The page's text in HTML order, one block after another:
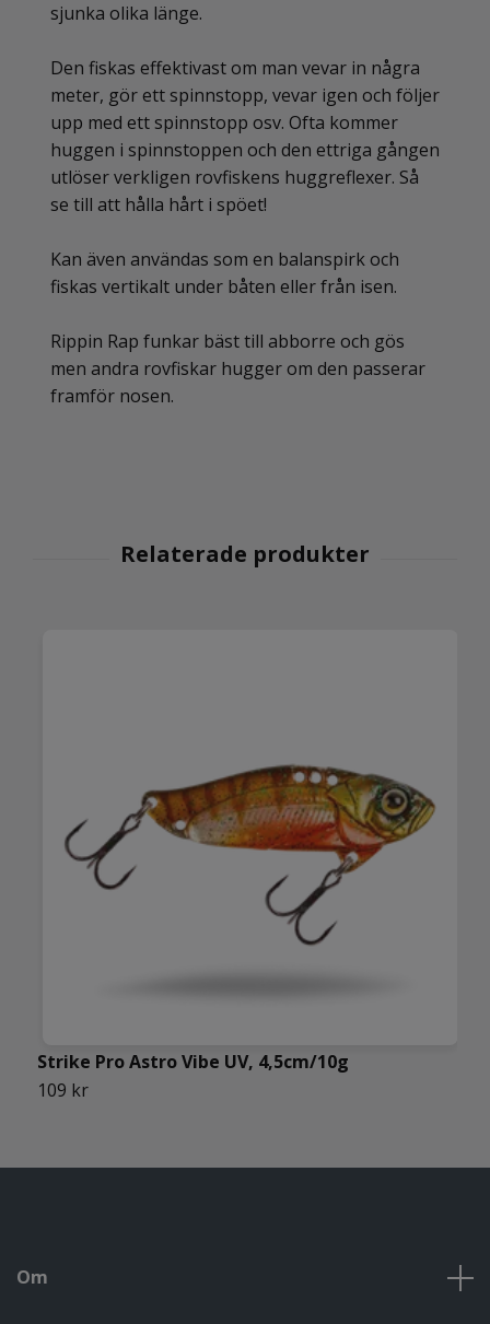
sjunka olika länge.
Den fiskas effektivast om man vevar in några
meter, gör ett spinnstopp, vevar igen och följer
upp med ett spinnstopp osv. Ofta kommer
huggen i spinnstoppen och den ettriga gången
utlöser verkligen rovfiskens huggreflexer. Så
se till att hålla hårt i spöet!
Kan även användas som en balanspirk och
fiskas vertikalt under båten eller från isen.
Rippin Rap funkar bäst till abborre och gös
men andra rovfiskar hugger om den passerar
framför nosen.
Strike Pro Astro Vibe UV, 4,5cm/10g
109 kr
Om